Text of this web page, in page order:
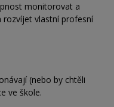
monitorovat a
vlastní profesní
(nebo by chtěli
ve škole.